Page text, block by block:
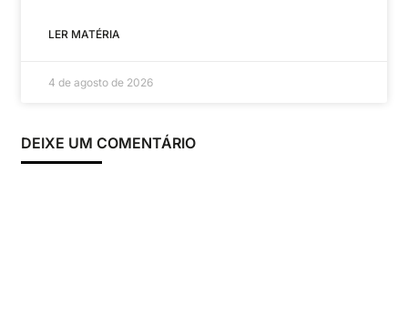
LER MATÉRIA
4 de agosto de 2026
DEIXE UM COMENTÁRIO